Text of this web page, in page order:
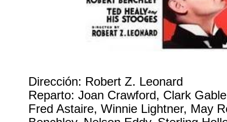
Dirección: Robert Z. Leonard
Reparto: Joan Crawford, Clark
Fred Astaire, Winnie Lightner, May